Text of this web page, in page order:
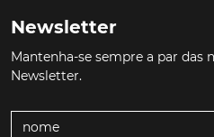
Newsletter
Mantenha-se sempre a par das
Newsletter.